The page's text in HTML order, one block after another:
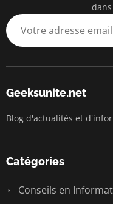
Geeksunite.net
Blog d'actualités et
Catégories
Conseils en